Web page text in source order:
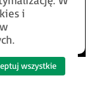
i
wszystkie